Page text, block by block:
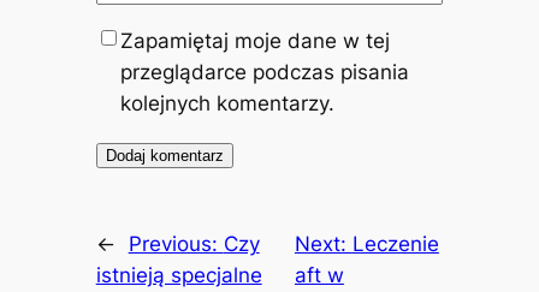
Zapamiętaj moje dane w tej
przeglądarce podczas pisania
kolejnych komentarzy.
← Previous: Czy
istnieją specjalne
Next: Leczenie
aft w